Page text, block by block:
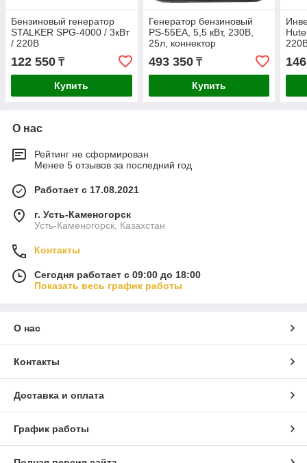
Бензиновый генератор
STALKER SPG-4000 / 3кВт
/ 220В
122 550 ₸
Купить
Генератор бензиновый
PS-55EA, 5,5 кВт, 230В,
25л, коннектор
автоматики,
электростартер Denzel
493 350₸
Купить
О нас
Рейтинг не сформирован
Менее 5 отзывов за последний год
Работает с 17.08.2021
г. Усть-Каменогорск
Усть-Каменогорск, Казахстан
Контакты
Сегодня работает с 09:00 до 18:00
Показать весь график работы
О нас
Контакты
Доставка и оплата
График работы